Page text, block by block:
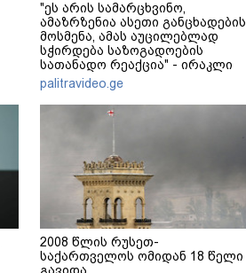
"ეს არის სამარცხვინო,
ამაზრზენია ასეთი განცხადების
მოსმენა, ამას აუცილებლად
სჭირდება საზოგადოების
სათანადო რეაქცია" - ირაკლი
კობახიძე
palitravideo.ge
2008 წლის რუსეთ-
საქართველოს ომიდან 18 წელი